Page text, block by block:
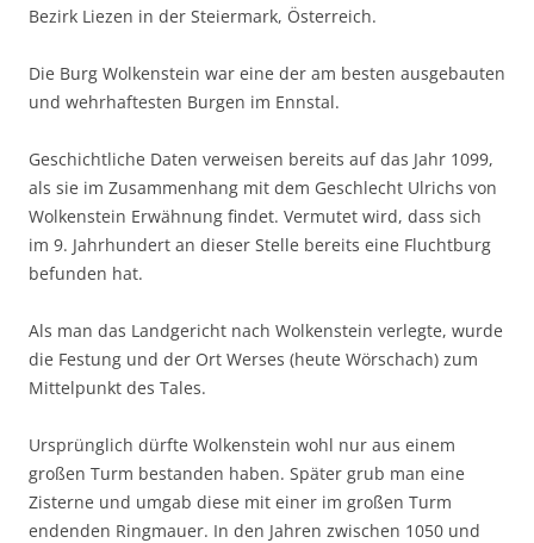
Bezirk Liezen in der Steiermark, Österreich.
Die Burg Wolkenstein war eine der am besten ausgebauten
und wehrhaftesten Burgen im Ennstal.
Geschichtliche Daten verweisen bereits auf das Jahr 1099,
als sie im Zusammenhang mit dem Geschlecht Ulrichs von
Wolkenstein Erwähnung findet. Vermutet wird, dass sich
im 9. Jahrhundert an dieser Stelle bereits eine Fluchtburg
befunden hat.
Als man das Landgericht nach Wolkenstein verlegte, wurde
die Festung und der Ort Werses (heute Wörschach) zum
Mittelpunkt des Tales.
Ursprünglich dürfte Wolkenstein wohl nur aus einem
großen Turm bestanden haben. Später grub man eine
Zisterne und umgab diese mit einer im großen Turm
endenden Ringmauer. In den Jahren zwischen 1050 und